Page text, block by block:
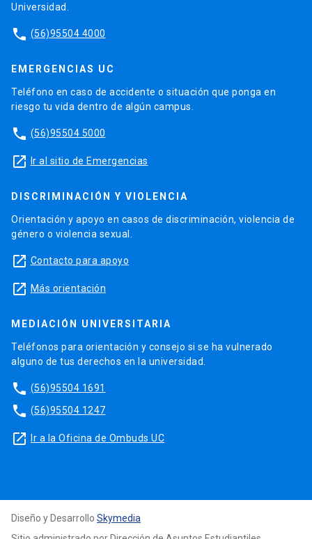
Universidad.
phone (56)95504 4000
EMERGENCIAS UC
Teléfono en caso de accidente o situación que ponga en
riesgo tu vida dentro de algún campus.
phone (56)95504 5000
launch Ir al sitio de Emergencias
DISCRIMINACIÓN Y VIOLENCIA
Orientación y apoyo en casos de discriminación, violencia de
género o violencia sexual.
launch Contacto para apoyo
launch Más orientación
MEDIACIÓN UNIVERSITARIA
Teléfonos para orientación y consejo si se ha vulnerado
alguno de tus derechos en la universidad.
phone (56)95504 1691
phone (56)95504 1247
launch Ir a la Oficina de Ombuds UC
Diseño y Desarrollo Skymedia